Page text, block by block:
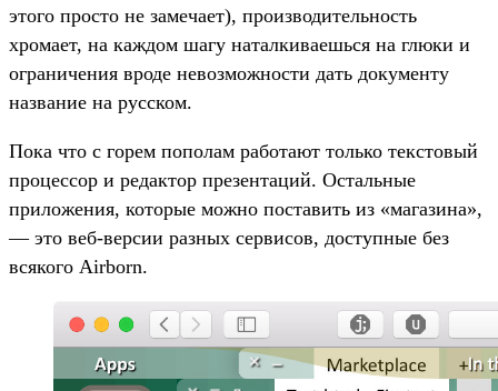
этого просто не замечает), производительность
хромает, на каждом шагу наталкиваешься на глюки и
ограничения вроде невозможности дать документу
название на русском.
Пока что с горем пополам работают только текстовый
процессор и редактор презентаций. Остальные
приложения, которые можно поставить из «магазина»,
— это веб-версии разных сервисов, доступные без
всякого Airborn.